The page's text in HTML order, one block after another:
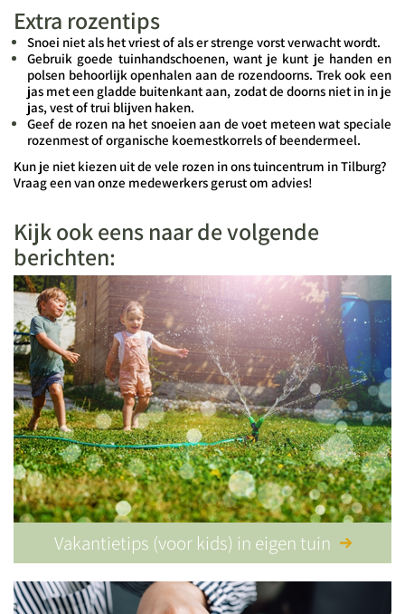
Extra rozentips
Snoei niet als het vriest of als er strenge vorst verwacht wordt.
Gebruik goede tuinhandschoenen, want je kunt je handen en
polsen behoorlijk openhalen aan de rozendoorns. Trek ook een
jas met een gladde buitenkant aan, zodat de doorns niet in in je
jas, vest of trui blijven haken.
Geef de rozen na het snoeien aan de voet meteen wat speciale
rozenmest of organische koemestkorrels of beendermeel.
Kun je niet kiezen uit de vele rozen in ons tuincentrum in Tilburg?
Vraag een van onze medewerkers gerust om advies!
Kijk ook eens naar de volgende
berichten:
Vakantietips (voor kids) in eigen tuin